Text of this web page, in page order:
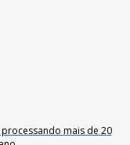
mais de 20